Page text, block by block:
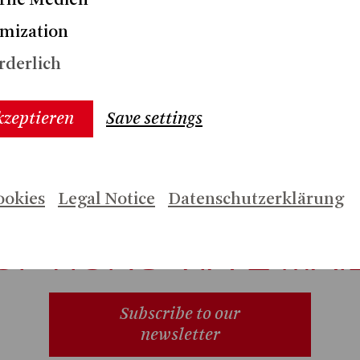
ON
VIA E-
Subscribe to our
newsletter
Save settings
Legal Notice Datenschutzerklärung